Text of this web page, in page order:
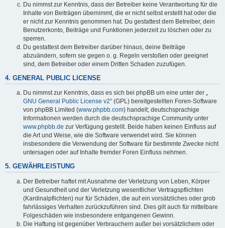
Du nimmst zur Kenntnis, dass der Betreiber keine Verantwortung für die
Inhalte von Beiträgen übernimmt, die er nicht selbst erstellt hat oder die
er nicht zur Kenntnis genommen hat. Du gestattest dem Betreiber, dein
Benutzerkonto, Beiträge und Funktionen jederzeit zu löschen oder zu
sperren.
Du gestattest dem Betreiber darüber hinaus, deine Beiträge
abzuändern, sofern sie gegen o. g. Regeln verstoßen oder geeignet
sind, dem Betreiber oder einem Dritten Schaden zuzufügen.
4. GENERAL PUBLIC LICENSE
Du nimmst zur Kenntnis, dass es sich bei phpBB um eine unter der „
GNU General Public License v2“ (GPL) bereitgestellten Foren-Software
von phpBB Limited (www.phpbb.com) handelt; deutschsprachige
Informationen werden durch die deutschsprachige Community unter
www.phpbb.de zur Verfügung gestellt. Beide haben keinen Einfluss auf
die Art und Weise, wie die Software verwendet wird. Sie können
insbesondere die Verwendung der Software für bestimmte Zwecke nicht
untersagen oder auf Inhalte fremder Foren Einfluss nehmen.
5. GEWÄHRLEISTUNG
Der Betreiber haftet mit Ausnahme der Verletzung von Leben, Körper
und Gesundheit und der Verletzung wesentlicher Vertragspflichten
(Kardinalpflichten) nur für Schäden, die auf ein vorsätzliches oder grob
fahrlässiges Verhalten zurückzuführen sind. Dies gilt auch für mittelbare
Folgeschäden wie insbesondere entgangenen Gewinn.
Die Haftung ist gegenüber Verbrauchern außer bei vorsätzlichem oder